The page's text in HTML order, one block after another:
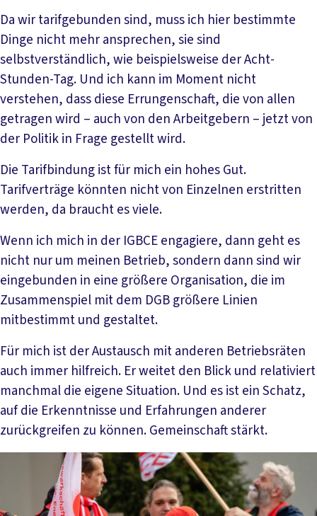
Da wir tarifgebunden sind, muss ich hier bestimmte
Dinge nicht mehr ansprechen, sie sind
selbstverständlich, wie beispielsweise der Acht-
Stunden-Tag. Und ich kann im Moment nicht
verstehen, dass diese Errungenschaft, die von allen
getragen wird – auch von den Arbeitgebern – jetzt von
der Politik in Frage gestellt wird.
Die Tarifbindung ist für mich ein hohes Gut.
Tarifverträge könnten nicht von Einzelnen erstritten
werden, da braucht es viele.
Wenn ich mich in der IGBCE engagiere, dann geht es
nicht nur um meinen Betrieb, sondern dann sind wir
eingebunden in eine größere Organisation, die im
Zusammenspiel mit dem DGB größere Linien
mitbestimmt und gestaltet.
Für mich ist der Austausch mit anderen Betriebsräten
auch immer hilfreich. Er weitet den Blick und relativiert
manchmal die eigene Situation. Und es ist ein Schatz,
auf die Erkenntnisse und Erfahrungen anderer
zurückgreifen zu können. Gemeinschaft stärkt.